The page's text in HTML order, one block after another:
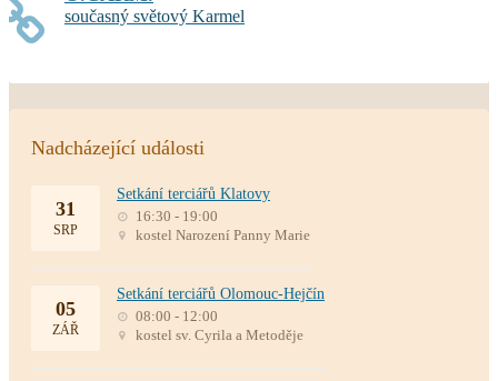
současný světový Karmel
Nadcházející události
31
SRP
Setkání terciářů Klatovy
16:30 - 19:00
kostel Narození Panny Marie
05
ZÁŘ
Setkání terciářů Olomouc-Hejčín
08:00 - 12:00
kostel sv. Cyrila a Metoděje